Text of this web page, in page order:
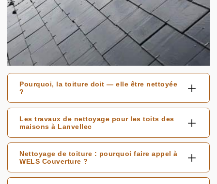
Pourquoi, la toiture doit — elle être nettoyée
?
Les travaux de nettoyage pour les toits des
maisons à Lanvellec
Nettoyage de toiture : pourquoi faire appel à
WELS Couverture ?